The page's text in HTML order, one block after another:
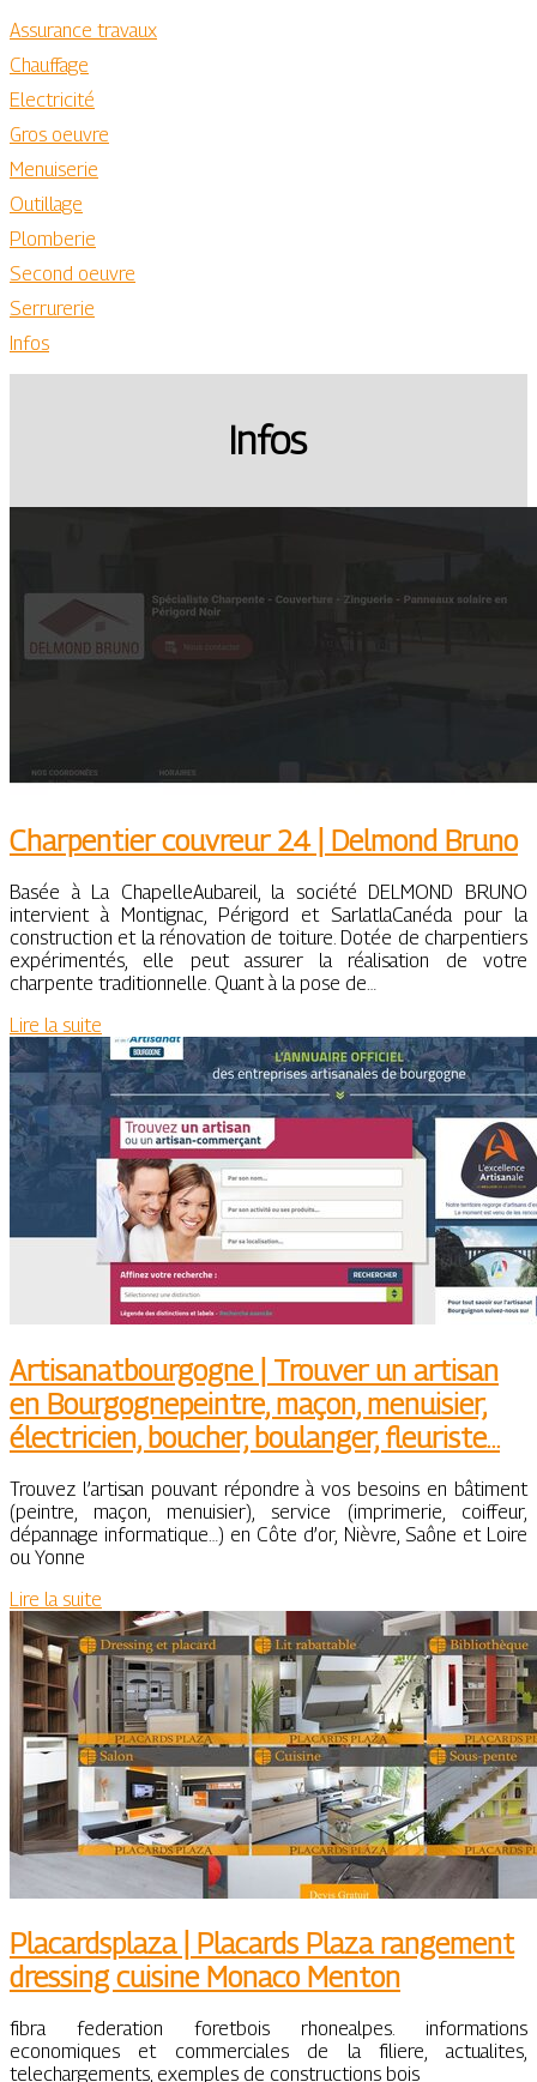
Assurance travaux
Chauffage
Electricité
Gros oeuvre
Menuiserie
Outillage
Plomberie
Second oeuvre
Serrurerie
Infos
Infos
Charpentier couvreur 24 | Delmond Bruno
Basée à La ChapelleAubareil, la société DELMOND BRUNO
intervient à Montignac, Périgord et SarlatlaCanéda pour la
construction et la rénovation de toiture. Dotée de charpentiers
expérimentés, elle peut assurer la réalisation de votre
charpente traditionnelle. Quant à la pose de…
Lire la suite
Ar­tisa­natbourgog­ne | Trouver un artisan
en Bourgognepeintre, maçon, menuisier,
électricien, boucher, boulanger, fleuriste…
Trouvez l’artisan pouvant répondre à vos besoins en bâtiment
(peintre, maçon, menuisier), service (imprimerie, coiffeur,
dépannage informatique…) en Côte d’or, Nièvre, Saône et Loire
ou Yonne
Lire la suite
Placardspla­za | Placards Plaza rangement
dressing cuisine Monaco Menton
fibra federation foretbois rhonealpes. informations
economiques et commerciales de la filiere, actualites,
telechargements, exemples de constructions bois